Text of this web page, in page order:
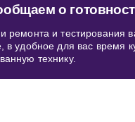
о
ремонта и тестирования
в удобное для вас время
технику.